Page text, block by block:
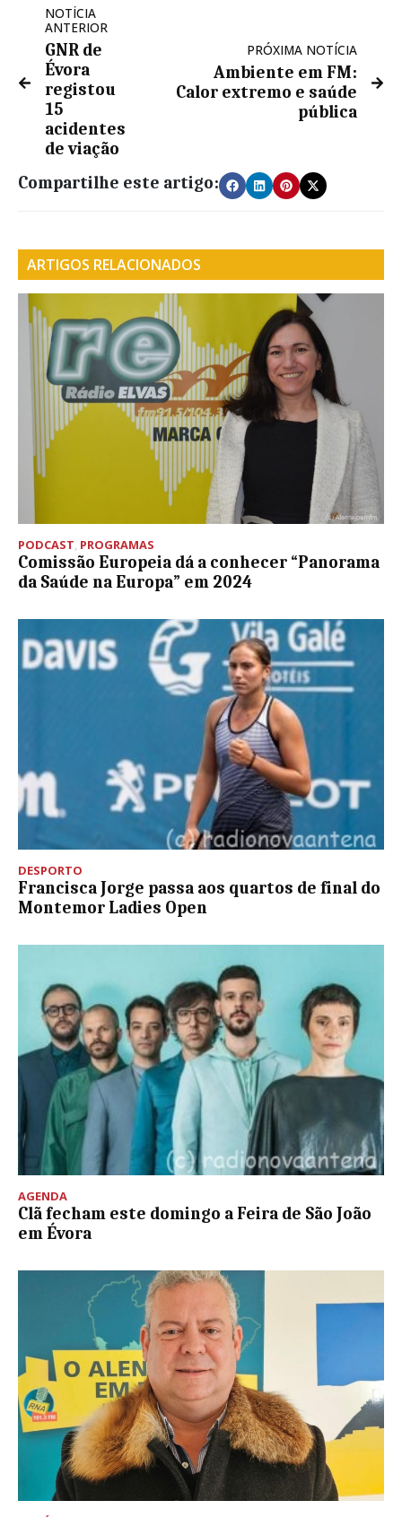
NOTÍCIA
ANTERIOR
GNR de
Évora
registou
15
acidentes
de viação
PRÓXIMA NOTÍCIA
Ambiente em FM:
Calor extremo e saúde
pública
Compartilhe este artigo:
ARTIGOS RELACIONADOS
PODCAST, PROGRAMAS
Comissão Europeia dá a conhecer “Panorama
da Saúde na Europa” em 2024
DESPORTO
Francisca Jorge passa aos quartos de final do
Montemor Ladies Open
AGENDA
Clã fecham este domingo a Feira de São João
em Évora